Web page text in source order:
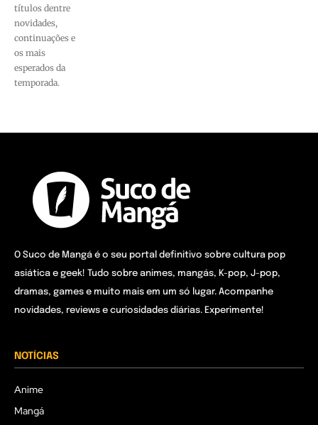
títulos dentre
novidades,
continuações e
os mais
esperados da
temporada.
O Suco de Mangá é o seu portal definitivo sobre cultura pop
asiática e geek! Tudo sobre animes, mangás, K-pop, J-pop,
dramas, games e muito mais em um só lugar. Acompanhe
novidades, reviews e curiosidades diárias. Experimente!
NOTÍCIAS
Anime
Mangá